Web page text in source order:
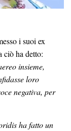
i suoi ex
ciò ha detto:
insieme,
loro
negativa, per
ha fatto un